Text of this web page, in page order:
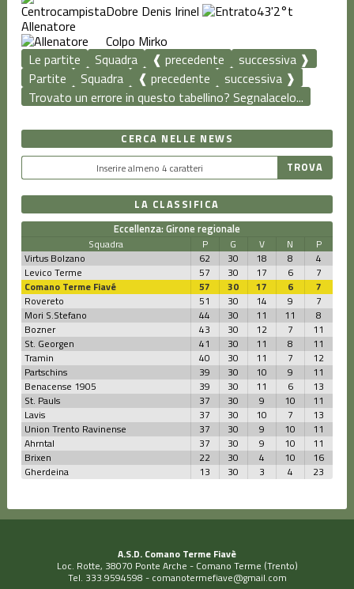
Dobre Denis Irinel
43'2°t
Allenatore
Colpo Mirko
Le partite
Squadra ❰ precedente
successiva ❱
Partite
Squadra ❰ precedente
successiva ❱
Trovato un errore in questo tabellino? Segnalacelo...
CERCA NELLE NEWS
LA CLASSIFICA
Eccellenza: Girone regionale
Squadra P G V N
P
Virtus Bolzano
62 30 18 8
4
Levico Terme
57 30 17 6
7
Comano Terme Fiavé
57 30 17 6
7
Rovereto
51 30 14 9
7
Mori S.Stefano
44 30 11 11
8
Bozner
43 30 12 7
11
St. Georgen
41 30 11 8
11
Tramin
40 30 11 7
12
Partschins
39 30 10 9
11
Benacense 1905
39 30 11 6
13
St. Pauls
37 30 9 10
11
Lavis
37 30 10 7
13
Union Trento Ravinense
37 30 9 10
11
Ahrntal
37 30 9 10
11
Brixen
22 30 4 10
16
Gherdeina
13 30 3 4 23
A.S.D. Comano Terme Fiavè
Loc. Rotte, 38070 Ponte Arche - Comano Terme (Trento)
Tel. 333.9594598 - comanotermefiave@gmail.com